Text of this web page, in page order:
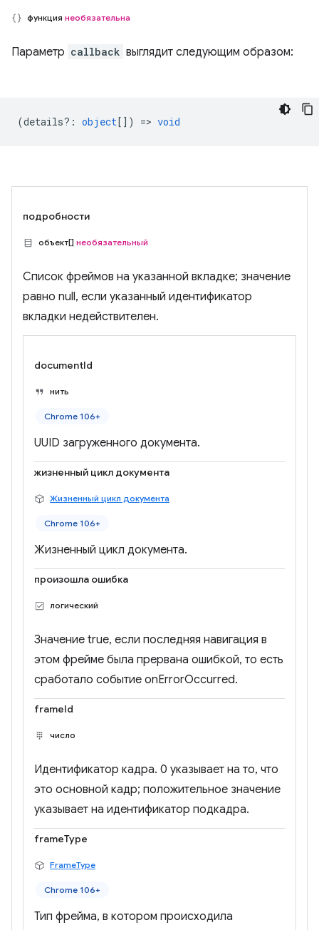
функция необязательна
Параметр callback выглядит следующим образом:
(details? : object[]) => void
подробности
объект[] необязательный
Список фреймов на указанной вкладке; значение
равно null, если указанный идентификатор
вкладки недействителен.
documentId
нить
Chrome 106+
UUID загруженного документа.
жизненный цикл документа
Жизненный цикл документа
Chrome 106+
Жизненный цикл документа.
произошла ошибка
логический
Значение true, если последняя навигация в
этом фрейме была прервана ошибкой, то есть
сработало событие onErrorOccurred.
frameId
число
Идентификатор кадра. 0 указывает на то, что
это основной кадр; положительное значение
указывает на идентификатор подкадра.
frameType
FrameType
Chrome 106+
Тип фрейма, в котором происходила